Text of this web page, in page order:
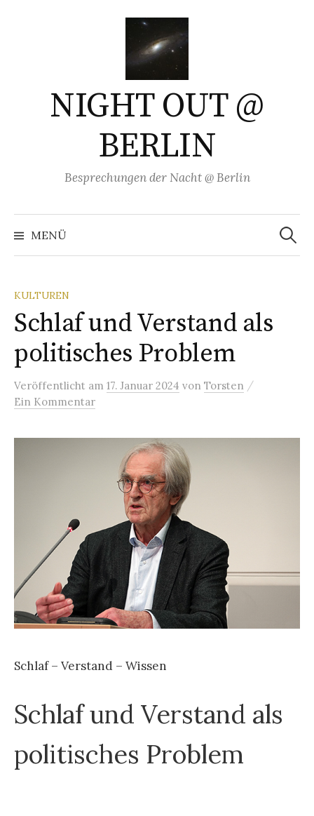
NIGHT OUT @
BERLIN
Besprechungen der Nacht @ Berlin
MENÜ
Suchen
nach:
KULTUREN
Schlaf und Verstand als
politisches Problem
Veröffentlicht am 17. Januar 2024 von Torsten /
Ein Kommentar
Schlaf – Verstand – Wissen
Schlaf und Verstand als
politisches Problem